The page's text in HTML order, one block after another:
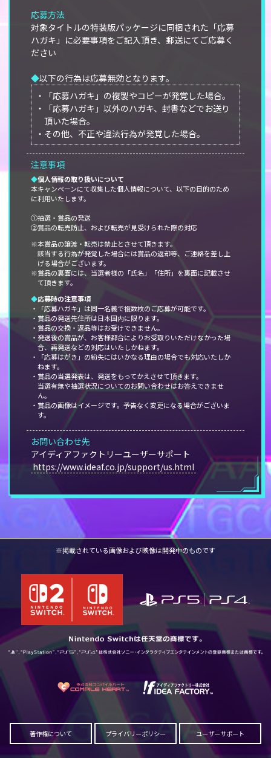
応募方法
対象タイトルの特装版パッケージに同梱された「応募
ハガキ」に必要事項をご記入頂き、郵送にてご応募く
ださい
◆以下の行為は応募無効となります。
・「応募ハガキ」の複製やコピーが発覚した場合。
・「応募ハガキ」以外のハガキ、封書などでお送り
頂いた場合。
・その他、不正や違法行為が発覚した場合。
注意事項
◆個人情報の取り扱いについて
本キャンペーンにて収集した個人情報について、以下の目的のため
に利用いたします。
①抽選・賞品の発送
②賞品の転売防止、および転売が見受けられた際の対応
※本賞品の譲渡・転売は禁止とさせて頂きます。
該当する行為が発覚した場合には賞品の返却等、ご連絡を差し上
げる場合がございます。
※賞品の裏面には、当選者様の「氏名」「住所」を裏面に記載させ
て頂きます。
◆応募時の注意事項
・「応募ハガキ」は同一名義で複数枚のご応募が可能です。
・賞品の発送先住所は日本国内に限ります。
・賞品の交換・返品等はお受けできません。
・発送後の賞品が、お客様都合によりお受取りいただけなかった場
合、再発送などの対応はいたしかねます。
・「応募はがき」の紛失にはいかなる理由の場合でも対応いたしか
ねます。
・賞品の当選発表は、発送をもってかえさせて頂きます。
当選有無や抽選状況についてのお問い合わせはお答えできませ
ん。
・賞品の画像はイメージです。予告なく変更になる場合がございま
す。
お問い合わせ先
アイディアファクトリーユーザーサポート
https://www.ideaf.co.jp/support/us.html
※掲載されている画像および映像は開発中のものです
著作権について プライバリーポリシー ユーザーサポート